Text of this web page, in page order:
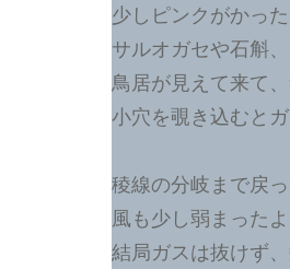
少しピンクがかっ
サルオガセや石斛
鳥居が見えて来て
小穴を覗き込むと
稜線の分岐まで戻
風も少し弱まった
結局ガスは抜けず